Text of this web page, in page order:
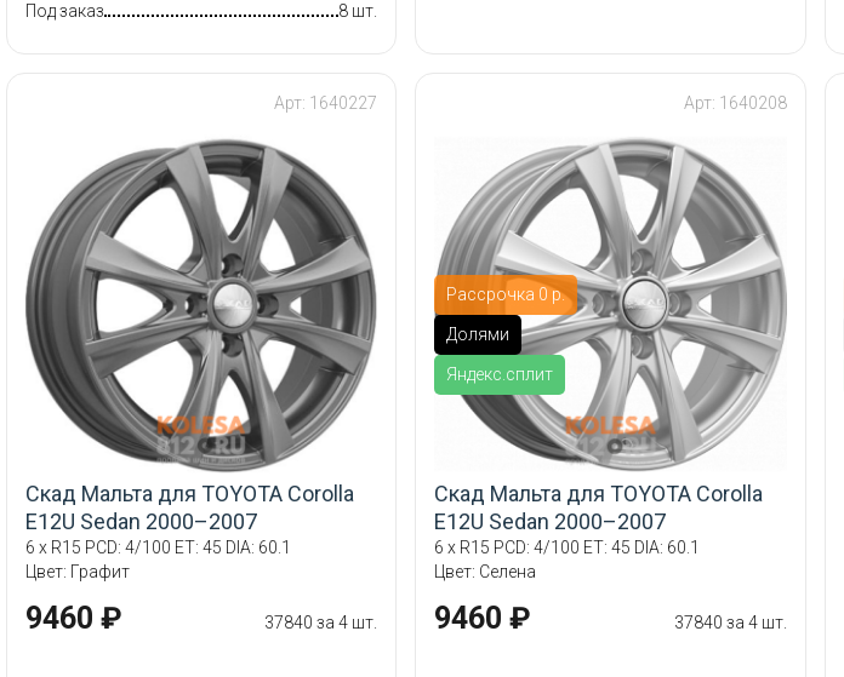
Под заказ
8 шт.
Арт: 1640227
Скад Мальта для TOYOTA Corolla
E12U Sedan 2000–2007
6 x R15 PCD: 4/100 ET: 45 DIA: 60.1
Цвет: Графит
9460 ₽ 37840 за 4 шт.
Рассрочка 0 р.
Долями
Яндекс.сплит
Арт: 1640208
Скад Мальта для TOYOTA Corolla
E12U Sedan 2000–2007
6 x R15 PCD: 4/100 ET: 45 DIA: 60.1
Цвет: Селена
9460 ₽ 37840 за 4 шт.